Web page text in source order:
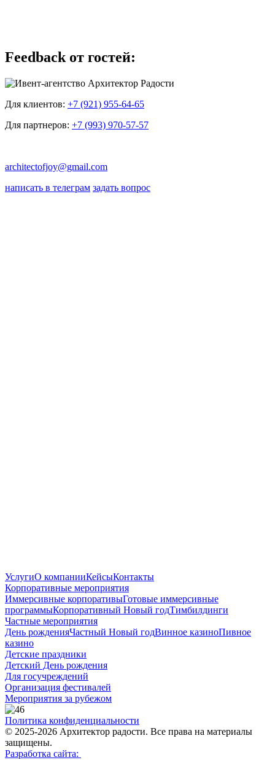
Feedback от гостей:
Для клиентов: +7 (921) 955-64-65
Для партнеров: +7 (993) 970-57-57
architectofjoy@gmail.com
написать в телеграм задать вопрос
УслугиО компанииКейсыКонтакты
Корпоративные мероприятия
Иммерсивные корпоративыГотовые иммерсивные
программыКорпоративный Новый годТимбилдинги
Частные мероприятия
День рожденияЧастный Новый годВинное казиноПивное
казино
Детские праздники
Детский День рождения
Для госучреждений
Организация фестивалей
Мероприятия за рубежом
Политика конфиденциальности
© 2025-2026 Архитектор радости. Все права на материалы
защищены.
Разработка сайта: